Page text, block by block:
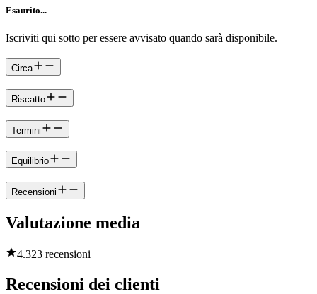
Esaurito...
Iscriviti qui sotto per essere avvisato quando sarà disponibile.
Circa
Riscatto
Termini
Equilibrio
Recensioni
Valutazione media
4.323 recensioni
Recensioni dei clienti